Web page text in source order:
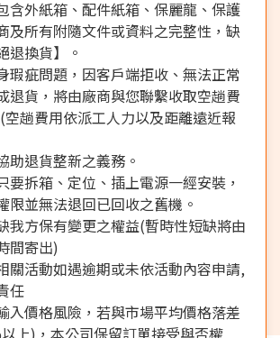
含外紙箱、配件紙箱、保麗龍、保護
及所有附隨文件或資料之完整性，缺
退換貨】。
疵問題，因客戶端拒收、無法正常
退貨，將由廠商與您聯繫收取空趟費
趟費用依派工人力以及距離遠近報
退貨整新之義務。
拆箱、定位、插上電源一經安裝，
限並無法退回已回收之舊機。
方保有變更之權益(暫時性短缺將由
間寄出)
活動如遇逾期或未依活動內容申請,
任
價格風險，若與市場平均價格落差
上)，本公司保留訂單接受與否權